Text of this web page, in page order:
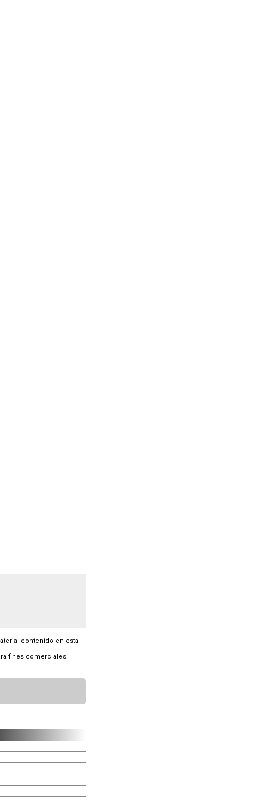
contenido en esta
fines comerciales.